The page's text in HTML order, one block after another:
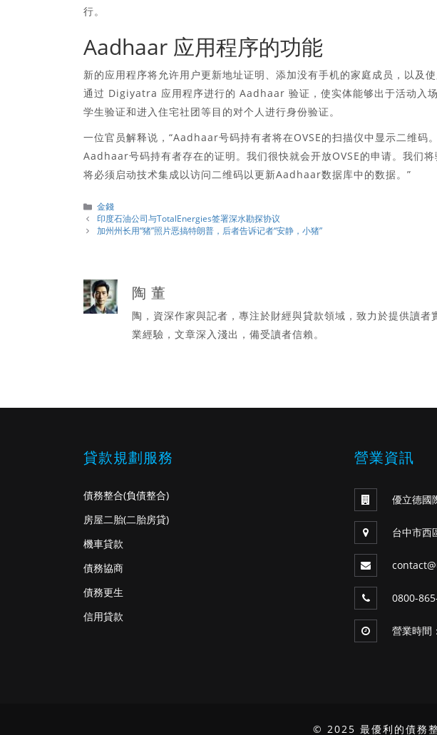
行。
Aadhaar 应用程序的功能
新的应用程序将允许用户更新地址证明、添加没有手机的家庭成员，以及
通过 Digiyatra 应用程序进行的 Aadhaar 验证，使实体能够出于活动入场
学生验证和进入住宅社团等目的对个人进行身份验证。
一位官员解释说，“Aadhaar号码持有者将在OVSE的扫描仪中显示二维码
Aadhaar号码持有者存在的证明。我们很快就会开放OVSE的申请。我们
将必须启动技术集成以访问二维码以更新Aadhaar数据库中的数据。”
分
類
金錢
印度石油公司与TotalEnergies签署深水勘探协议
加州州长用“猪”照片恶搞特朗普，后者告诉记者“安静，小猪”
陶 董
陶，資深作家與記者，專注於財經與貸款領域，致力於提供讀
業經驗，文章深入淺出，備受讀者信賴。
貸款規劃服務
債務整合(負債整合)
房屋二胎(二胎房貸)
機車貸款
債務協商
債務更生
信用貸款
營業資訊
優立德國
台中市西
0800-
營業時間
© 2025 最優利的債